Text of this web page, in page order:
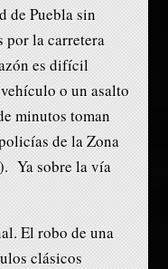
de Puebla sin
por la carretera
es difícil
o un asalto
minutos toman
de la Zona
Ya sobre la vía
El robo de una
clásicos